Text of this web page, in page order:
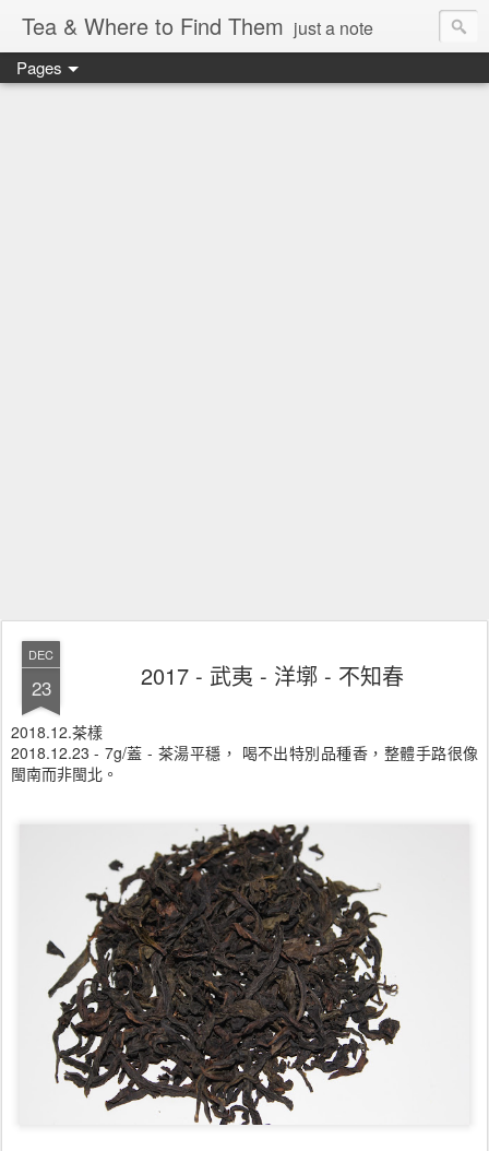
Tea & Where to Find Them just a note
Pages
DEC
23 2017 - 武夷 - 洋墎 - 不知春
2018.12.茶樣
2018.12.23 - 7g/蓋 - 茶湯平穩， 喝不出特別品種香，整體手路很像
閩南而非閩北。